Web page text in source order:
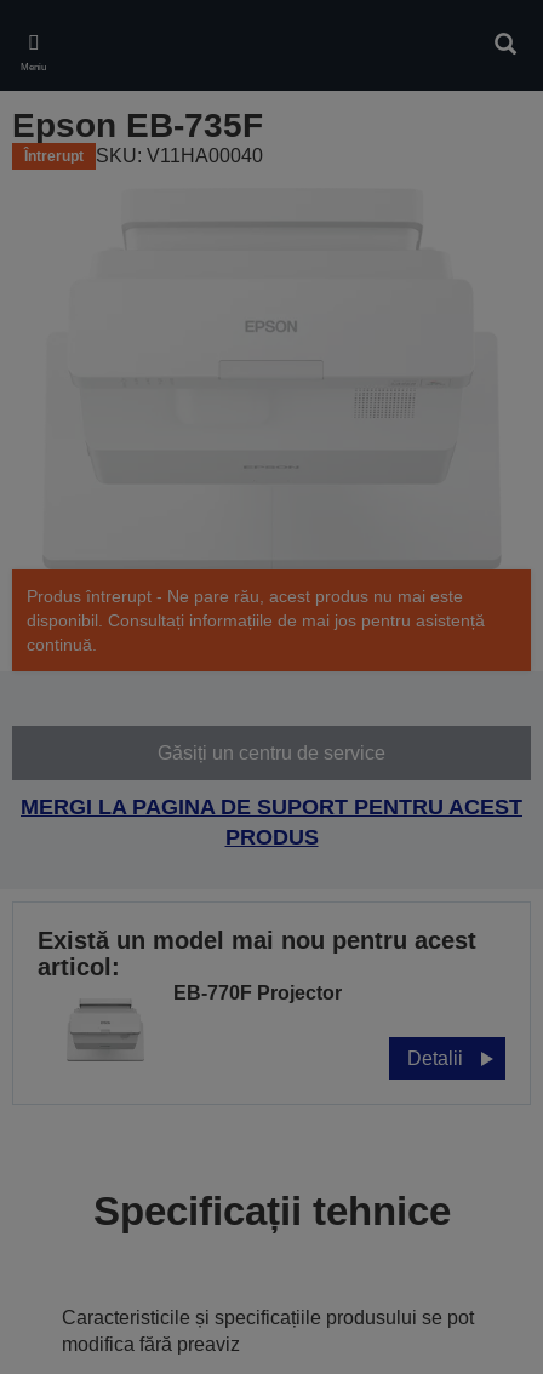
main
content
Meniu
Epson EB-735F
Întrerupt SKU: V11HA00040
Produs întrerupt - Ne pare rău, acest produs nu mai este
disponibil. Consultați informațiile de mai jos pentru asistență
continuă.
Găsiți un centru de service
MERGI LA PAGINA DE SUPORT PENTRU ACEST
PRODUS
Există un model mai nou pentru acest
articol:
EB-770F Projector
Detalii
Specificații tehnice
Caracteristicile și specificațiile produsului se pot
modifica fără preaviz